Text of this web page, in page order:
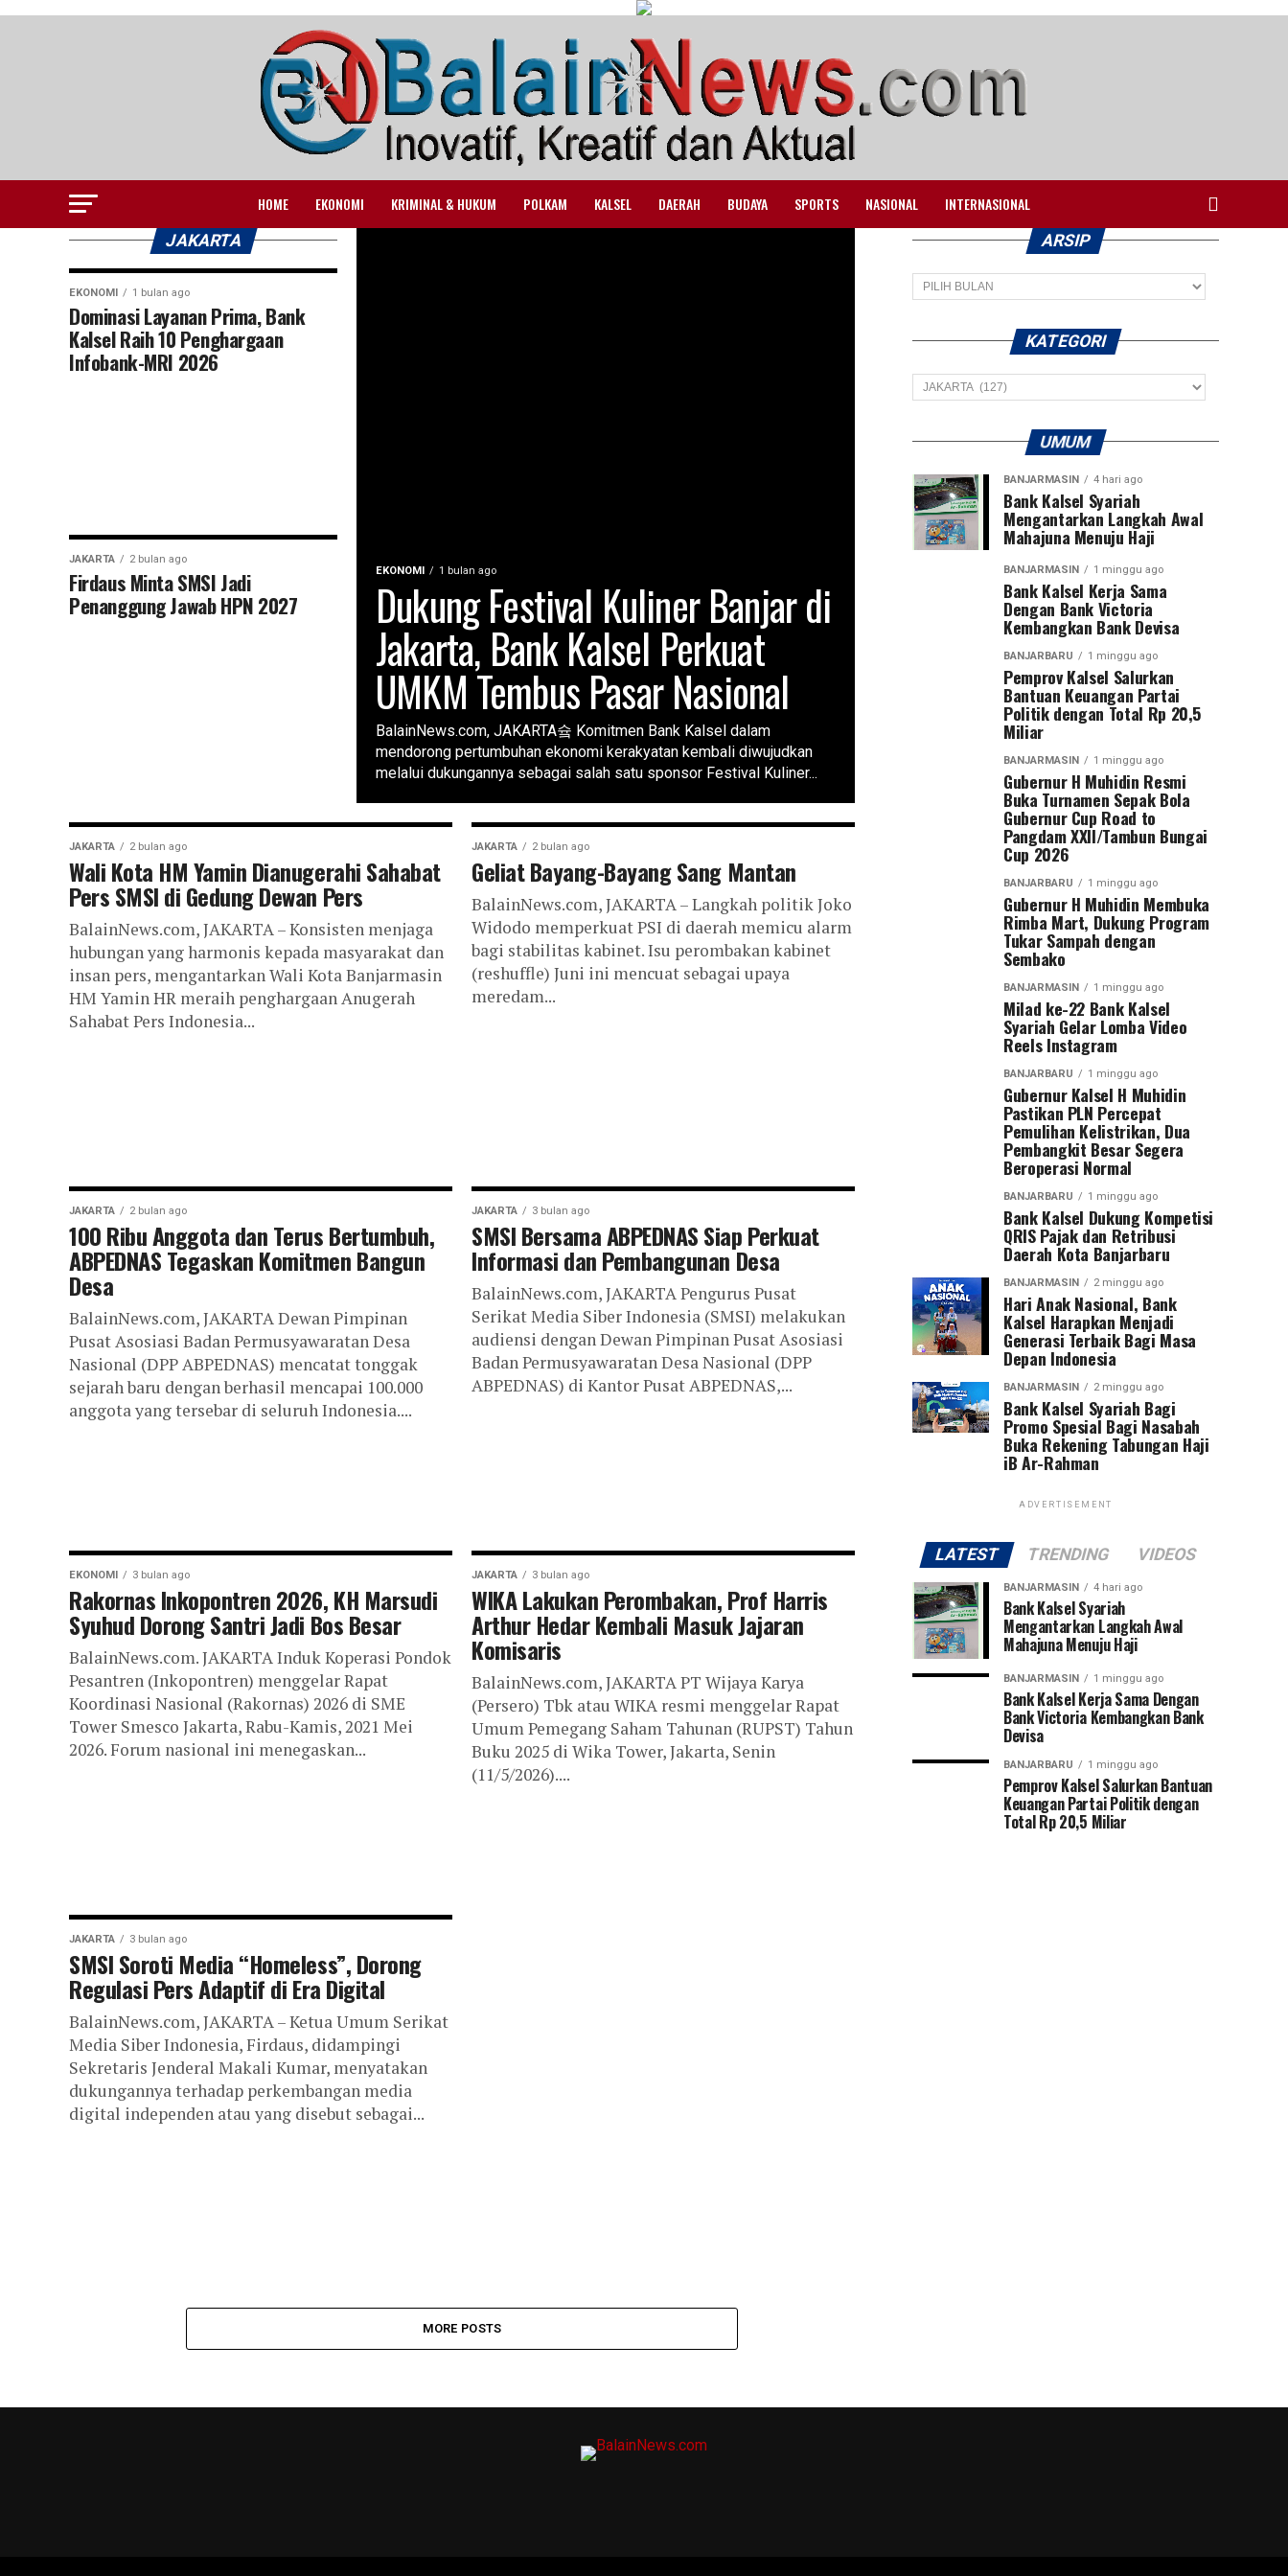
HOME EKONOMI KRIMINAL & HUKUM POLKAM KALSEL DAERAH BUDAYA SPORTS NASIONAL INTERNASIONAL
EKONOMI 1 bulan ago
Dukung Festival Kuliner Banjar di
Jakarta, Bank Kalsel Perkuat
UMKM Tembus Pasar Nasional
BalainNews.com, JAKARTA슠 Komitmen Bank Kalsel dalam
mendorong pertumbuhan ekonomi kerakyatan kembali diwujudkan
melalui dukungannya sebagai salah satu sponsor Festival Kuliner...
JAKARTA
EKONOMI 1 bulan ago
Dominasi Layanan Prima, Bank
Kalsel Raih 10 Penghargaan
Infobank-MRI 2026
JAKARTA 2 bulan ago
Firdaus Minta SMSI Jadi
Penanggung Jawab HPN 2027
JAKARTA 2 bulan ago
Wali Kota HM Yamin Dianugerahi Sahabat
Pers SMSI di Gedung Dewan Pers
BalainNews.com, JAKARTA – Konsisten menjaga
hubungan yang harmonis kepada masyarakat dan
insan pers, mengantarkan Wali Kota Banjarmasin
HM Yamin HR meraih penghargaan Anugerah
Sahabat Pers Indonesia...
JAKARTA 2 bulan ago
Geliat Bayang-Bayang Sang Mantan
BalainNews.com, JAKARTA – Langkah politik Joko
Widodo memperkuat PSI di daerah memicu alarm
bagi stabilitas kabinet. Isu perombakan kabinet
(reshuffle) Juni ini mencuat sebagai upaya
meredam...
JAKARTA 2 bulan ago
100 Ribu Anggota dan Terus Bertumbuh,
ABPEDNAS Tegaskan Komitmen Bangun
Desa
BalainNews.com, JAKARTA Dewan Pimpinan
Pusat Asosiasi Badan Permusyawaratan Desa
Nasional (DPP ABPEDNAS) mencatat tonggak
sejarah baru dengan berhasil mencapai 100.000
anggota yang tersebar di seluruh Indonesia....
JAKARTA 3 bulan ago
SMSI Bersama ABPEDNAS Siap Perkuat
Informasi dan Pembangunan Desa
BalainNews.com, JAKARTA Pengurus Pusat
Serikat Media Siber Indonesia (SMSI) melakukan
audiensi dengan Dewan Pimpinan Pusat Asosiasi
Badan Permusyawaratan Desa Nasional (DPP
ABPEDNAS) di Kantor Pusat ABPEDNAS,...
EKONOMI 3 bulan ago
Rakornas Inkopontren 2026, KH Marsudi
Syuhud Dorong Santri Jadi Bos Besar
BalainNews.com. JAKARTA Induk Koperasi Pondok
Pesantren (Inkopontren) menggelar Rapat
Koordinasi Nasional (Rakornas) 2026 di SME
Tower Smesco Jakarta, Rabu-Kamis, 2021 Mei
2026. Forum nasional ini menegaskan...
JAKARTA 3 bulan ago
WIKA Lakukan Perombakan, Prof Harris
Arthur Hedar Kembali Masuk Jajaran
Komisaris
BalainNews.com, JAKARTA PT Wijaya Karya
(Persero) Tbk atau WIKA resmi menggelar Rapat
Umum Pemegang Saham Tahunan (RUPST) Tahun
Buku 2025 di Wika Tower, Jakarta, Senin
(11/5/2026)....
JAKARTA 3 bulan ago
SMSI Soroti Media “Homeless”, Dorong
Regulasi Pers Adaptif di Era Digital
BalainNews.com, JAKARTA – Ketua Umum Serikat
Media Siber Indonesia, Firdaus, didampingi
Sekretaris Jenderal Makali Kumar, menyatakan
dukungannya terhadap perkembangan media
digital independen atau yang disebut sebagai...
MORE POSTS
ARSIP
Arsip
KATEGORI
Kategori
UMUM
BANJARMASIN 4 hari ago
Bank Kalsel Syariah
Mengantarkan Langkah Awal
Mahajuna Menuju Haji
BANJARMASIN 1 minggu ago
Bank Kalsel Kerja Sama
Dengan Bank Victoria
Kembangkan Bank Devisa
BANJARBARU 1 minggu ago
Pemprov Kalsel Salurkan
Bantuan Keuangan Partai
Politik dengan Total Rp 20,5
Miliar
BANJARMASIN 1 minggu ago
Gubernur H Muhidin Resmi
Buka Turnamen Sepak Bola
Gubernur Cup Road to
Pangdam XXII/Tambun Bungai
Cup 2026
BANJARBARU 1 minggu ago
Gubernur H Muhidin Membuka
Rimba Mart, Dukung Program
Tukar Sampah dengan
Sembako
BANJARMASIN 1 minggu ago
Milad ke-22 Bank Kalsel
Syariah Gelar Lomba Video
Reels Instagram
BANJARBARU 1 minggu ago
Gubernur Kalsel H Muhidin
Pastikan PLN Percepat
Pemulihan Kelistrikan, Dua
Pembangkit Besar Segera
Beroperasi Normal
BANJARBARU 1 minggu ago
Bank Kalsel Dukung Kompetisi
QRIS Pajak dan Retribusi
Daerah Kota Banjarbaru
BANJARMASIN 2 minggu ago
Hari Anak Nasional, Bank
Kalsel Harapkan Menjadi
Generasi Terbaik Bagi Masa
Depan Indonesia
BANJARMASIN 2 minggu ago
Bank Kalsel Syariah Bagi
Promo Spesial Bagi Nasabah
Buka Rekening Tabungan Haji
iB Ar-Rahman
ADVERTISEMENT
LATEST TRENDING VIDEOS
BANJARMASIN 4 hari ago
Bank Kalsel Syariah
Mengantarkan Langkah Awal
Mahajuna Menuju Haji
BANJARMASIN 1 minggu ago
Bank Kalsel Kerja Sama Dengan
Bank Victoria Kembangkan Bank
Devisa
BANJARBARU 1 minggu ago
Pemprov Kalsel Salurkan Bantuan
Keuangan Partai Politik dengan
Total Rp 20,5 Miliar